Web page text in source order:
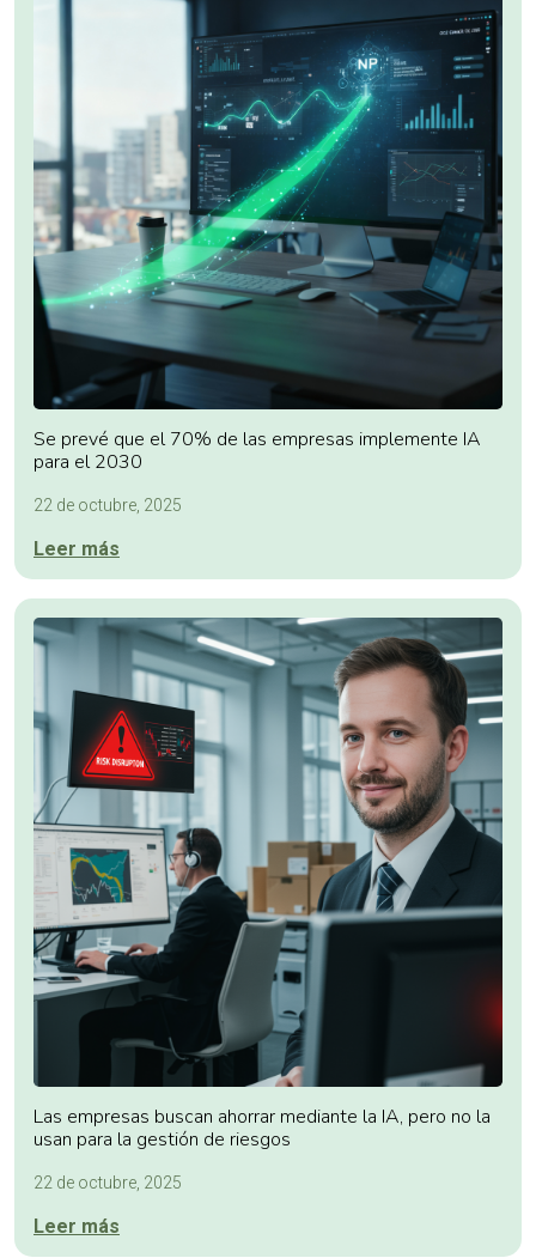
Se prevé que el 70% de las empresas implemente IA
para el 2030
22 de octubre, 2025
Leer más
Las empresas buscan ahorrar mediante la IA, pero no la
usan para la gestión de riesgos
22 de octubre, 2025
Leer más